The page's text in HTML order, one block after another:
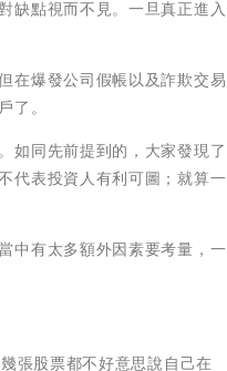
缺點視而不見。一旦真正進入
在爆發公司假帳以及詐欺交易
了。
如同先前提到的，大家發現了
代表投資人有利可圖；就算一
中有太多額外因素要考量，一
張股票都不好意思說自己在